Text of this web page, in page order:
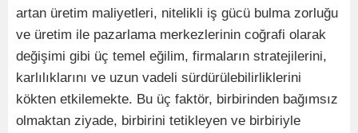
artan üretim maliyetleri, nitelikli iş gücü bulma zorluğu
ve üretim ile pazarlama merkezlerinin coğrafi olarak
değişimi gibi üç temel eğilim, firmaların stratejilerini,
karlılıklarını ve uzun vadeli sürdürülebilirliklerini
kökten etkilemekte. Bu üç faktör, birbirinden bağımsız
olmaktan ziyade, birbirini tetikleyen ve birbiriyle